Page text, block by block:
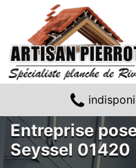
Entreprise
Seyssel 01420